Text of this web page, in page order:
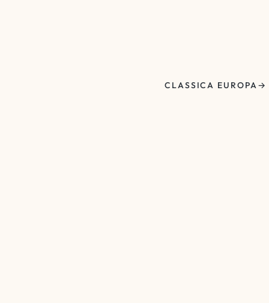
CLASSICA EUROPA